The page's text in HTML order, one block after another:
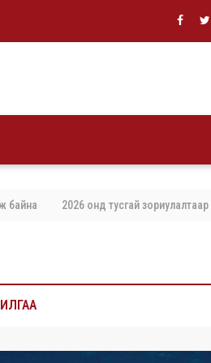
2026 онд тусгай зориулалтаар